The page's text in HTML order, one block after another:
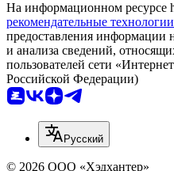
На информационном ресурсе
рекомендательные технологии
предоставления информации
и анализа сведений,
пользователей сети
Российской Федерации)
Русский
© 2026 ООО «Хэдхантер»